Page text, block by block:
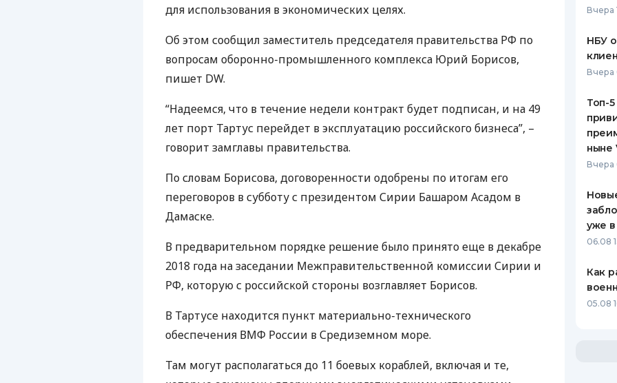
КЕШБЭКА
ПУТЕВОДИТЕЛИ ПО
ВСЕ
для использования в экономических целях.
Об этом сообщил заместитель председателя правительства РФ по
вопросам оборонно-промышленного комплекса Юрий Борисов,
пишет DW.
“Надеемся, что в течение недели контракт будет подписан, и на 49
лет порт Тартус перейдет в эксплуатацию российского бизнеса”, –
говорит замглавы правительства.
По словам Борисова, договоренности одобрены по итогам его
переговоров в субботу с президентом Сирии Башаром Асадом в
Дамаске.
В предварительном порядке решение было принято еще в декабре
2018 года на заседании Межправительственной комиссии Сирии и
РФ, которую с российской стороны возглавляет Борисов.
В Тартусе находится пункт материально-технического
обеспечения ВМФ России в Средиземном море.
Там могут располагаться до 11 боевых кораблей, включая и те,
Вчера
НБУ
Вчера
Топ-
ныне
Вчера
уже в
06.08
Как
05.08